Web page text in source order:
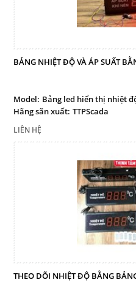
BẢNG NHIỆT ĐỘ VÀ ÁP SUẤT
Model: Bảng led hiển thị nhiệt
Hãng sãn xuất: TTPScada
LIÊN HỆ
THEO DÕI NHIỆT ĐỘ BẰNG